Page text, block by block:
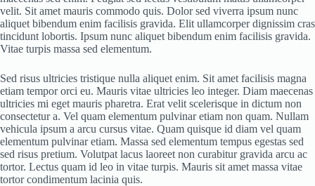
velit. Sit amet mauris commodo quis. Dolor sed viverra ipsum nunc
aliquet bibendum enim facilisis gravida. Elit ullamcorper dignissim cras
tincidunt lobortis. Ipsum nunc aliquet bibendum enim facilisis gravida.
Vitae turpis massa sed elementum.
Sed risus ultricies tristique nulla aliquet enim. Sit amet facilisis magna
etiam tempor orci eu. Mauris vitae ultricies leo integer. Diam maecenas
ultricies mi eget mauris pharetra. Erat velit scelerisque in dictum non
consectetur a. Vel quam elementum pulvinar etiam non quam. Nullam
vehicula ipsum a arcu cursus vitae. Quam quisque id diam vel quam
elementum pulvinar etiam. Massa sed elementum tempus egestas sed
sed risus pretium. Volutpat lacus laoreet non curabitur gravida arcu ac
tortor. Lectus quam id leo in vitae turpis. Mauris sit amet massa vitae
tortor condimentum lacinia quis.